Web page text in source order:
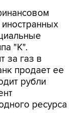
"К".
за газ в
продает ее
рубли
ресурса
условие не